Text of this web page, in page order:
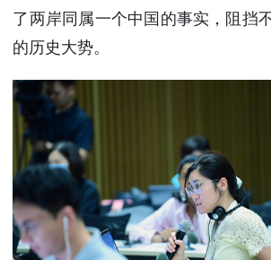
了两岸同属一个中国的事实，阻挡
的历史大势。